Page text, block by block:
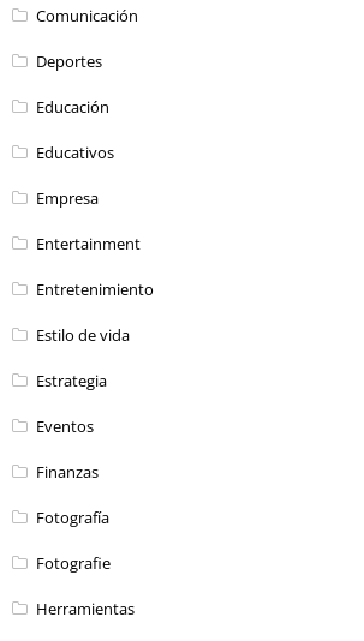
Comunicación
Deportes
Educación
Educativos
Empresa
Entertainment
Entretenimiento
Estilo de vida
Estrategia
Eventos
Finanzas
Fotografía
Fotografie
Herramientas